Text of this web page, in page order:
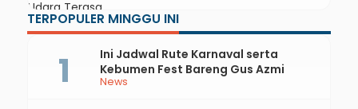
TERPOPULER MINGGU INI
News
Ini Jadwal Rute Karnaval serta
Kebumen Fest Bareng Gus Azmi